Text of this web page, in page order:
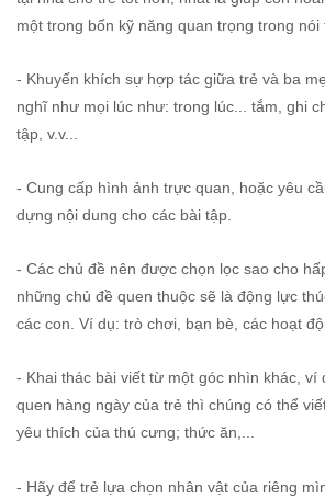
một trong bốn kỹ năng quan trọng trong nói
- Khuyến khích sự hợp tác giữa trẻ và ba
nghĩ như mọi lúc như: trong lúc... tắm, ghi
tập, v.v...
- Cung cấp hình ảnh trực quan, hoặc yêu
dựng nội dung cho các bài tập.
- Các chủ đề nên được chọn lọc sao cho
những chủ đề quen thuộc sẽ là động lực
các con. Ví dụ: trò chơi, bạn bè, các hoạt
- Khai thác bài viết từ một góc nhìn khác, ví
quen hàng ngày của trẻ thì chúng có thể
yêu thích của thú cưng; thức ăn,...
- Hãy để trẻ lựa chọn nhân vật của riêng